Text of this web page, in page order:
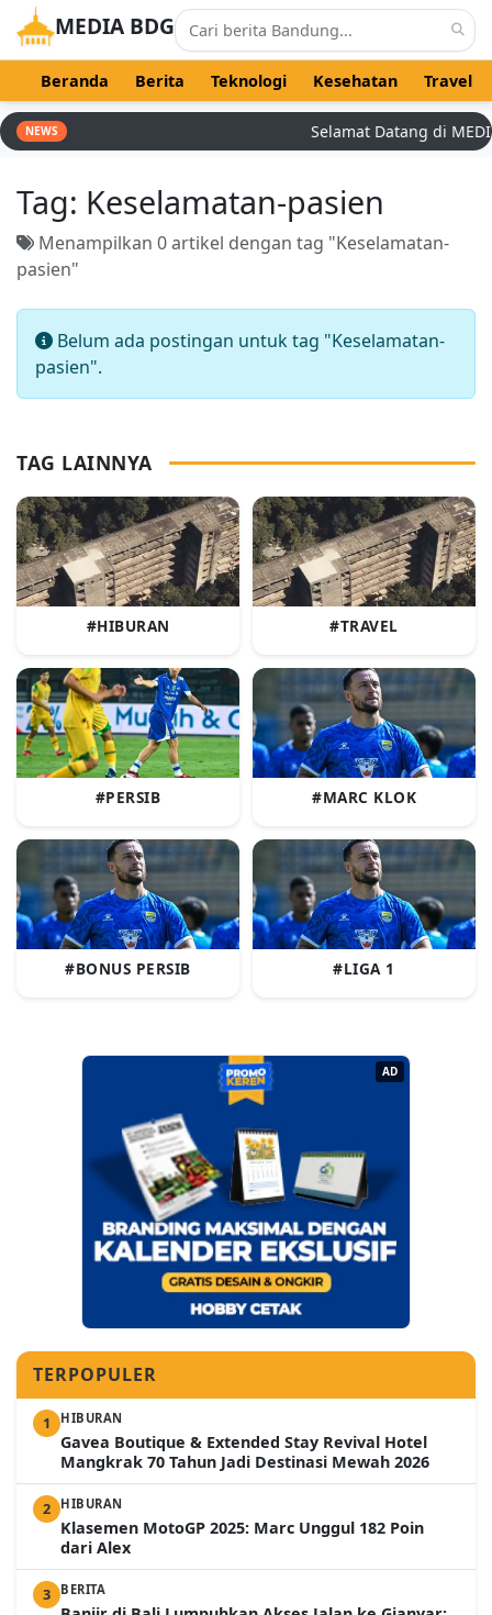
MEDIA BDG
Beranda Berita Teknologi Kesehatan Travel
NEWS Selamat Datang di
Tag: Keselamatan-pasien
Menampilkan 0 artikel dengan tag "Keselamatan-
pasien"
Belum ada postingan untuk tag "Keselamatan-
pasien".
TAG LAINNYA
#HIBURAN #TRAVEL
#PERSIB #MARC KLOK
#BONUS PERSIB #LIGA 1
AD
TERPOPULER
1 HIBURAN
Gavea Boutique & Extended Stay Revival Hotel
Mangkrak 70 Tahun Jadi Destinasi Mewah 2026
2 HIBURAN
Klasemen MotoGP 2025: Marc Unggul 182 Poin
dari Alex
3 BERITA